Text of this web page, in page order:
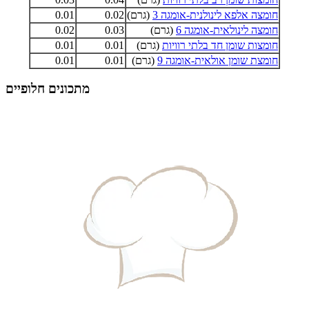
חומצה אלפא לינולנית-אומגה 3
(גרם) 0.02
0.01
חומצה לינולאית-אומגה 6
(גרם) 0.03
0.02
חומצות שומן חד בלתי רוויות (גרם) 0.01
0.01
חומצת שומן אולאית-אומגה 9
(גרם) 0.01
0.01
מתכונים חלופיים